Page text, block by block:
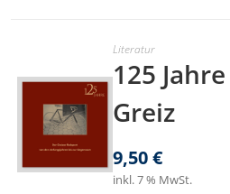
Literatur
125
Greiz
9,50€
inkl. 7 % MwSt.